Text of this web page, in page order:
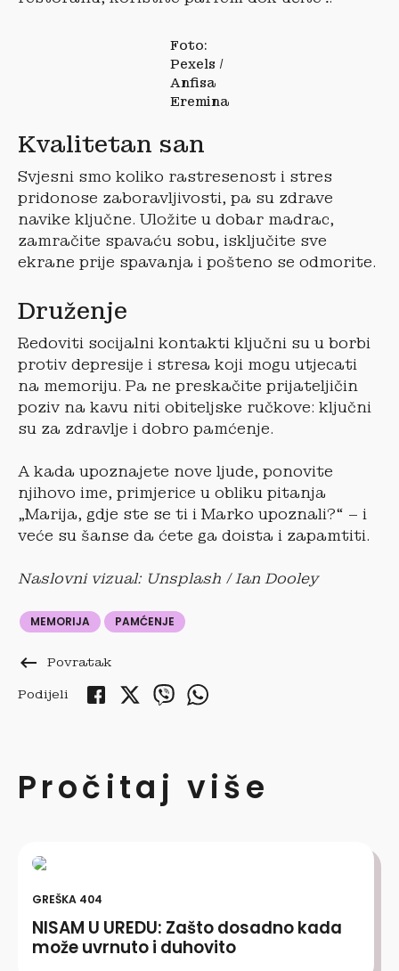
Foto:
Pexels /
Anfisa
Eremina
Kvalitetan san
Svjesni smo koliko rastresenost i stres
pridonose zaboravljivosti, pa su zdrave
navike ključne. Uložite u dobar madrac,
zamračite spavaću sobu, isključite sve
ekrane prije spavanja i pošteno se odmorite.
Druženje
Redoviti socijalni kontakti ključni su u borbi
protiv depresije i stresa koji mogu utjecati
na memoriju. Pa ne preskačite prijateljičin
poziv na kavu niti obiteljske ručkove: ključni
su za zdravlje i dobro pamćenje.
A kada upoznajete nove ljude, ponovite
njihovo ime, primjerice u obliku pitanja
„Marija, gdje ste se ti i Marko upoznali?“ – i
veće su šanse da ćete ga doista i zapamtiti.
Naslovni vizual: Unsplash / Ian Dooley
MEMORIJA PAMĆENJE
keyboard_backspace Povratak
Podijeli
Pročitaj više
GREŠKA 404
NISAM U UREDU: Zašto dosadno kada
može uvrnuto i duhovito